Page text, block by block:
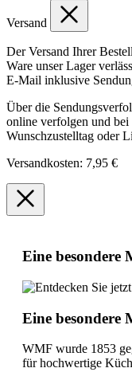
Versand
Der Versand Ihrer
Ware unser Lager
E-Mail inklusive
Über die
online verfolgen und
Wunschzustelltag oder
Versandkosten: 7,95 €
Eine besondere
Eine besondere
WMF wurde 1853
für hochwertige